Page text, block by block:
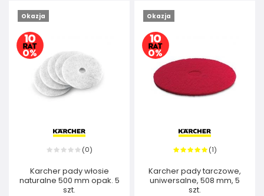
Okazja
(0)
Karcher pady włosie
naturalne 500 mm opak. 5
szt.
Okazja
(1)
Karcher pady tarczowe,
uniwersalne, 508 mm, 5
szt.